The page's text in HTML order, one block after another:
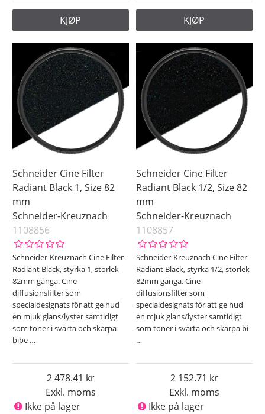
KJØP KJØP
Schneider Cine Filter
Radiant Black 1, Size 82
mm
Schneider-Kreuznach
1108856
Schneider-Kreuznach Cine Filter
Radiant Black, styrka 1, storlek
82mm gänga. Cine
diffusionsfilter som
specialdesignats för att ge hud
en mjuk glans/lyster samtidigt
som toner i svärta och skärpa
bibe …
Exkl. moms
2 478.41
Ikke på lager
Schneider Cine Filter
Radiant Black 1/2, Size 82
mm
Schneider-Kreuznach
1108857
Schneider-Kreuznach Cine Filter
Radiant Black, styrka 1/2, storlek
82mm gänga. Cine
diffusionsfilter som
specialdesignats för att ge hud
en mjuk glans/lyster samtidigt
som toner i svärta och skärpa bi
…
Exkl. moms
2 152.71
Ikke på lager